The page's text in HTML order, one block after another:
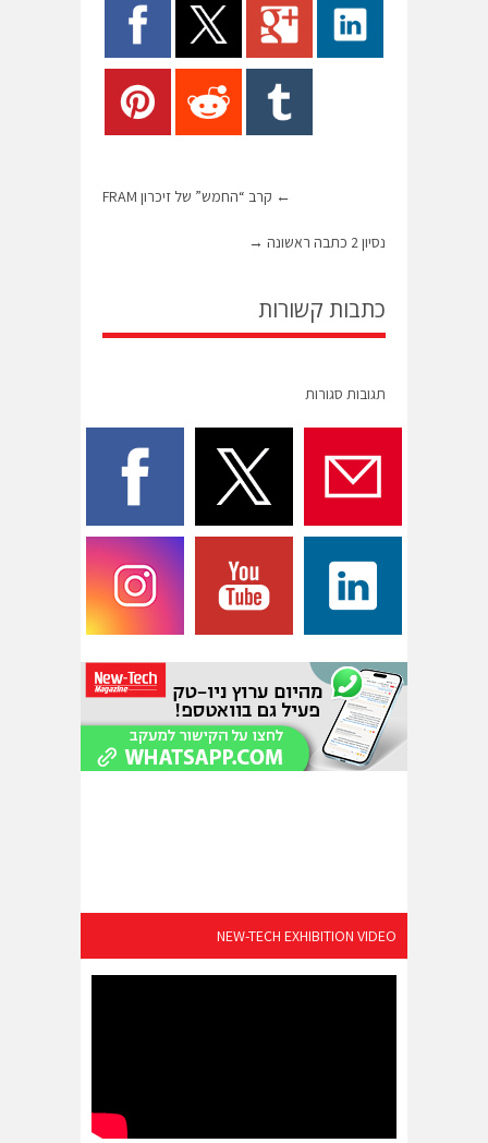
← קרב “החמש” של זיכרון FRAM
נסיון 2 כתבה ראשונה →
כתבות קשורות
תגובות סגורות
NEW-TECH EXHIBITION VIDEO